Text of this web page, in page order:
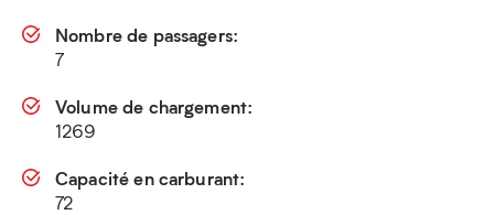
Nombre de passagers:
7
Volume de chargement:
1269
Capacité en carburant:
72